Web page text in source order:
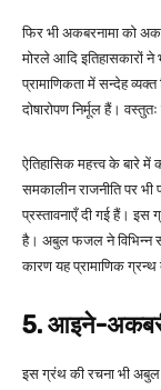
फिर भी अकबरनामा को
मोरले आदि इतिहासकारों
प्रामाणिकता में सन्देह
दोषारोपण निर्मूल हैं।
ऐतिहासिक महत्त्व के बारे
समकालीन राजनीति पर भी
प्रस्तावनाएँ दी गई हैं। इस
है। अबुल फजल ने विभिन्न
कारण यह प्रामाणिक ग्रन्थ
5. आइने-
इस ग्रंथ की रचना भी